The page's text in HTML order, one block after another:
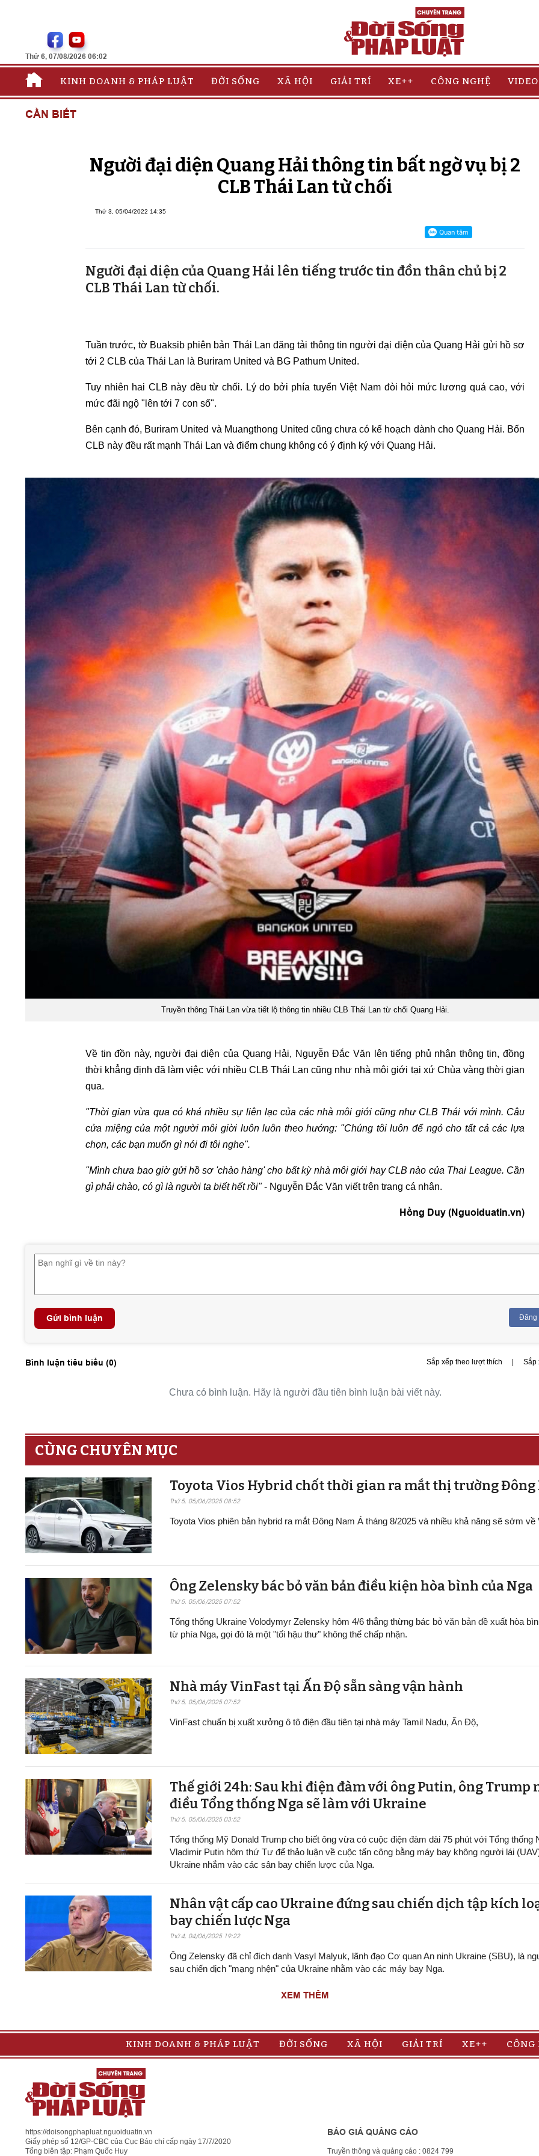
Thứ 6, 07/08/2026 06:02
KINH DOANH & PHÁP LUẬT ĐỜI SỐNG XÃ HỘI GIẢI TRÍ XE++ CÔNG NGHỆ VIDEO
CẦN BIẾT
Người đại diện Quang Hải thông tin bất ngờ vụ bị 2
CLB Thái Lan từ chối
Thứ 3, 05/04/2022 14:35
Người đại diện của Quang Hải lên tiếng trước tin đồn thân chủ bị 2
CLB Thái Lan từ chối.
Tuần trước, tờ Buaksib phiên bản Thái Lan đăng tải thông tin người đại diện của Quang Hải gửi hồ sơ
tới 2 CLB của Thái Lan là Buriram United và BG Pathum United.
Tuy nhiên hai CLB này đều từ chối. Lý do bởi phía tuyển Việt Nam đòi hỏi mức lương quá cao, với
mức đãi ngộ "lên tới 7 con số".
Bên cạnh đó, Buriram United và Muangthong United cũng chưa có kế hoạch dành cho Quang Hải. Bốn
CLB này đều rất mạnh Thái Lan và điểm chung không có ý định ký với Quang Hải.
Truyền thông Thái Lan vừa tiết lộ thông tin nhiều CLB Thái Lan từ chối Quang Hải.
Về tin đồn này, người đại diện của Quang Hải, Nguyễn Đắc Văn lên tiếng phủ nhận thông tin, đồng
thời khẳng định đã làm việc với nhiều CLB Thái Lan cũng như nhà môi giới tại xứ Chùa vàng thời gian
qua.
"Thời gian vừa qua có khá nhiều sự liên lạc của các nhà môi giới cũng như CLB Thái với mình. Câu
cửa miệng của một người môi giời luôn luôn theo hướng: "Chúng tôi luôn để ngỏ cho tất cả các lựa
chọn, các bạn muốn gì nói đi tôi nghe".
"Mình chưa bao giờ gửi hồ sơ 'chào hàng' cho bất kỳ nhà môi giới hay CLB nào của Thai League. Cần
gì phải chào, có gì là người ta biết hết rồi"- Nguyễn Đắc Văn viết trên trang cá nhân.
Hồng Duy (Nguoiduatin.vn)
Gửi bình luận Đăng
Bình luận tiêu biểu (0) Sắp xếp theo lượt thích | Sắp
Chưa có bình luận. Hãy là người đầu tiên bình luận bài viết này.
CÙNG CHUYÊN MỤC
Toyota Vios Hybrid chốt thời gian ra mắt thị trường Đông
Thứ 5, 05/06/2025 08:52
Toyota Vios phiên bản hybrid ra mắt Đông Nam Á tháng 8/2025 và nhiều khả năng sẽ sớm về
Ông Zelensky bác bỏ văn bản điều kiện hòa bình của Nga
Thứ 5, 05/06/2025 07:52
Tổng thống Ukraine Volodymyr Zelensky hôm 4/6 thẳng thừng bác bỏ văn bản đề xuất hòa
từ phía Nga, gọi đó là một "tối hậu thư" không thể chấp nhận.
Nhà máy VinFast tại Ấn Độ sẵn sàng v​​​​​​​ận hành
Thứ 5, 05/06/2025 07:52
VinFast chuẩn bị xuất xưởng ô tô điện đầu tiên tại nhà máy Tamil Nadu, Ấn Độ,
Thế giới 24h: Sau khi điện đàm với ông Putin, ông Trump
điều Tổng thống Nga sẽ làm với Ukraine
Thứ 5, 05/06/2025 03:52
Tổng thống Mỹ Donald Trump cho biết ông vừa có cuộc điện đàm dài 75 phút với Tổng thống
Vladimir Putin hôm thứ Tư để thảo luận về cuộc tấn công bằng máy bay không người lái
Ukraine nhắm vào các sân bay chiến lược của Nga.
Nhân vật cấp cao Ukraine đứng sau chiến dịch tập kích
bay chiến lược Nga
Thứ 4, 04/06/2025 19:22
Ông Zelensky đã chỉ đích danh Vasyl Malyuk, lãnh đạo Cơ quan An ninh Ukraine (SBU), là
sau chiến dịch "mạng nhện" của Ukraine nhằm vào các máy bay Nga.
XEM THÊM
KINH DOANH & PHÁP LUẬT ĐỜI SỐNG XÃ HỘI GIẢI TRÍ XE++ CÔNG
https://doisongphapluat.nguoiduatin.vn
Giấy phép số 12/GP-CBC của Cục Báo chí cấp ngày 17/7/2020
Tổng biên tập: Phạm Quốc Huy
BÁO GIÁ QUẢNG CÁO
Truyền thông và quảng cáo : 0824 799